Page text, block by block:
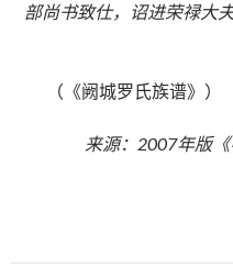
部尚书致仕，诏进荣禄大
（《阙城罗氏族谱》）
来源：2007年版